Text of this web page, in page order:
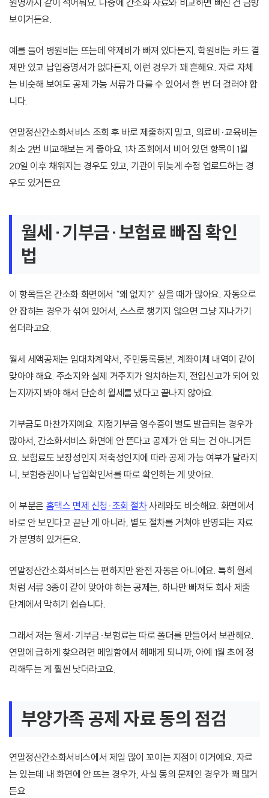
원명까지 같이 적어둬요. 나중에 간소화 자료와 비교하면 빠진 건 금방
보이거든요.
예를 들어 병원비는 뜨는데 약제비가 빠져 있다든지, 학원비는 카드 결
제만 있고 납입증명서가 없다든지, 이런 경우가 꽤 흔해요. 자료 자체
는 비슷해 보여도 공제 가능 서류가 다를 수 있어서 한 번 더 걸러야 합
니다.
연말정산간소화서비스 조회 후 바로 제출하지 말고, 의료비·교육비는
최소 2번 비교해보는 게 좋아요. 1차 조회에서 비어 있던 항목이 1월
20일 이후 채워지는 경우도 있고, 기관이 뒤늦게 수정 업로드하는 경
우도 있거든요.
월세·기부금·보험료 빠짐 확인
법
이 항목들은 간소화 화면에서 “왜 없지?” 싶을 때가 많아요. 자동으로
안 잡히는 경우가 섞여 있어서, 스스로 챙기지 않으면 그냥 지나가기
쉽더라고요.
월세 세액공제는 임대차계약서, 주민등록등본, 계좌이체 내역이 같이
맞아야 해요. 주소지와 실제 거주지가 일치하는지, 전입신고가 되어 있
는지까지 봐야 해서 단순히 월세를 냈다고 끝나지 않아요.
기부금도 마찬가지예요. 지정기부금 영수증이 별도 발급되는 경우가
많아서, 간소화서비스 화면에 안 뜬다고 공제가 안 되는 건 아니거든
요. 보험료도 보장성인지 저축성인지에 따라 공제 가능 여부가 달라지
니, 보험증권이나 납입확인서를 따로 확인하는 게 맞아요.
이 부분은 홈택스 면제 신청·조회 절차사례와도 비슷해요. 화면에서
바로 안 보인다고 끝난 게 아니라, 별도 절차를 거쳐야 반영되는 자료
가 분명히 있거든요.
연말정산간소화서비스는 편하지만 완전 자동은 아니에요. 특히 월세
처럼 서류 3종이 같이 맞아야 하는 공제는, 하나만 빠져도 회사 제출
단계에서 막히기 쉽습니다.
그래서 저는 월세·기부금·보험료는 따로 폴더를 만들어서 보관해요.
연말에 급하게 찾으려면 메일함에서 헤매게 되니까, 아예 1월 초에 정
리해두는 게 훨씬 낫더라고요.
부양가족 공제 자료 동의 점검
연말정산간소화서비스에서 제일 많이 꼬이는 지점이 이거예요. 자료
는 있는데 내 화면에 안 뜨는 경우가, 사실 동의 문제인 경우가 꽤 많거
든요.